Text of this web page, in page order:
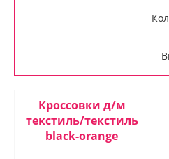
Кроссовки д/м
текстиль/текстиль
blaсk-orange